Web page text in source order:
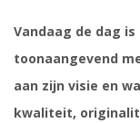
Vandaag de dag
toonaangevend
aan zijn visie en
kwaliteit,